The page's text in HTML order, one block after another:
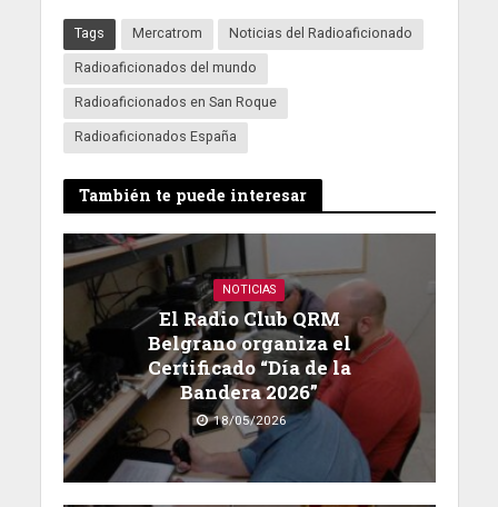
Tags Mercatrom
Noticias del Radioaficionado
Radioaficionados del mundo
Radioaficionados en San Roque
Radioaficionados España
También te puede interesar
NOTICIAS
El Radio Club QRM
Belgrano organiza el
Certificado “Día de la
Bandera 2026”
18/05/2026